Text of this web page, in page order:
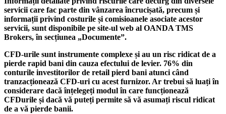
servicii care fac parte din vânzarea încrucișată, precum și
informații privind costurile și comisioanele asociate acestor
servicii, sunt disponibile pe site-ul web al OANDA TMS
Brokers, în secțiunea „Documente”.
CFD-urile sunt instrumente complexe și au un risc ridicat de a
pierde rapid bani din cauza efectului de levier. 76% din
conturile investitorilor de retail pierd bani atunci când
tranzacționează CFD-uri cu acest furnizor. Ar trebui să luați în
considerare dacă înțelegeți modul în care funcționează
CFDurile și dacă vă puteți permite să vă asumați riscul ridicat
de a vă pierde banii.